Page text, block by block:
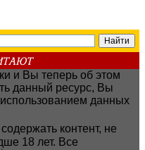
и Вы теперь об этом
данный ресурс, Вы
данных
контент, не
18 лет. Все